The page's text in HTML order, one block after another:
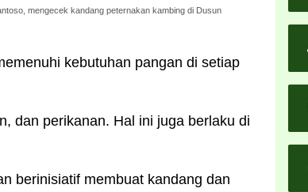
mengecek kandang peternakan kambing di Dusun
kebutuhan pangan di setiap
dan perikanan. Hal ini juga berlaku di
berinisiatif membuat kandang dan